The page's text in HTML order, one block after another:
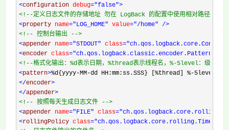
<configuration debug="false">
<!--定义日志文件的存储地址 勿在 LogBack 的配置中使用相对路径
<property name="LOG_HOME" value="/home" />
<!-- 控制台输出
-->
<appender name="STDOUT" class
<encoder class
<!--格式化输出：%d表示日期，%thread表示线程名，%-5level：级别从左
<pattern>%d{yyyy-MM-dd HH:mm:ss.SSS} [%thread] %-5level
</encoder>
</appender>
<!-- 按照每天生成日志文件
-->
<appender name="FILE" class
<rollingPolicy class